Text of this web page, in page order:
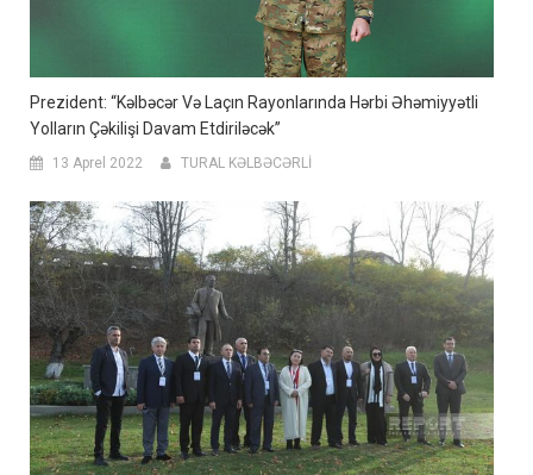
Prezident: “Kəlbəcər Və Laçın Rayonlarında Hərbi Əhəmiyyətli
Yolların Çəkilişi Davam Etdiriləcək”
13 Aprel 2022 TURAL KƏLBƏCƏRLİ